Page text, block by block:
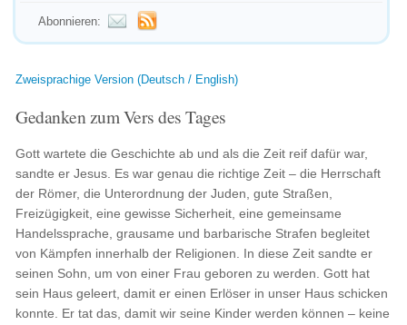
Abonnieren:
Zweisprachige Version (Deutsch / English)
Gedanken zum Vers des Tages
Gott wartete die Geschichte ab und als die Zeit reif dafür war,
sandte er Jesus. Es war genau die richtige Zeit – die Herrschaft
der Römer, die Unterordnung der Juden, gute Straßen,
Freizügigkeit, eine gewisse Sicherheit, eine gemeinsame
Handelssprache, grausame und barbarische Strafen begleitet
von Kämpfen innerhalb der Religionen. In diese Zeit sandte er
seinen Sohn, um von einer Frau geboren zu werden. Gott hat
sein Haus geleert, damit er einen Erlöser in unser Haus schicken
konnte. Er tat das, damit wir seine Kinder werden können – keine